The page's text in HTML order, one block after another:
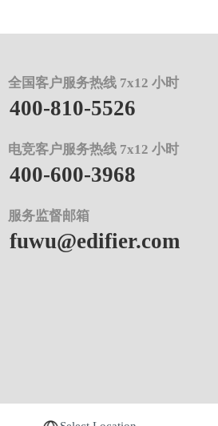
全国客户服务热线 7x12 小时
400-810-5526
电竞客户服务热线 7x12 小时
400-600-3968
服务监督邮箱
fuwu@edifier.com